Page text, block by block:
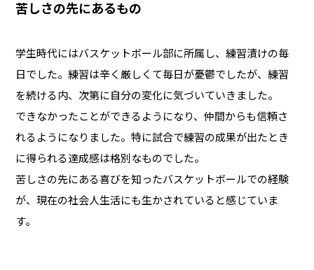
苦しさの先にあるもの
学生時代にはバスケットボール部に所属し、練習漬けの毎
日でした。練習は辛く厳しくて毎日が憂鬱でしたが、練習
を続ける内、次第に自分の変化に気づいていきました。
できなかったことができるようになり、仲間からも信頼さ
れるようになりました。特に試合で練習の成果が出たとき
に得られる達成感は格別なものでした。
苦しさの先にある喜びを知ったバスケットボールでの経験
が、現在の社会人生活にも生かされていると感じていま
す。